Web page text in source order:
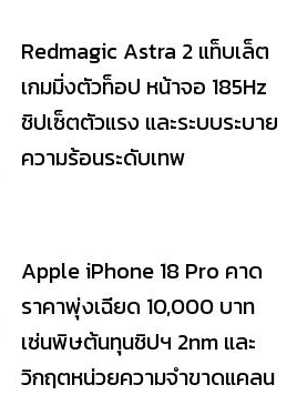
Redmagic Astra 2 แท็บเล็ต
เกมมิ่งตัวท็อป หน้าจอ 185Hz
ชิปเซ็ตตัวแรง และระบบระบาย
ความร้อนระดับเทพ
Apple iPhone 18 Pro คาด
ราคาพุ่งเฉียด 10,000 บาท
เซ่นพิษต้นทุนชิปฯ 2nm และ
วิกฤตหน่วยความจำขาดแคลน